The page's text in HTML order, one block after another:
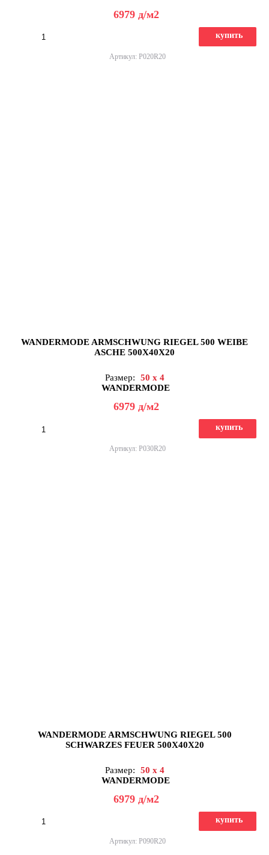
6979 д/м2
купить
Артикул: P020R20
WANDERMODE ARMSCHWUNG RIEGEL 500 WEIBE
ASCHE 500X40X20
Размер:
50 x 4
WANDERMODE
6979 д/м2
купить
Артикул: P030R20
WANDERMODE ARMSCHWUNG RIEGEL 500
SCHWARZES FEUER 500X40X20
Размер:
50 x 4
WANDERMODE
6979 д/м2
купить
Артикул: P090R20